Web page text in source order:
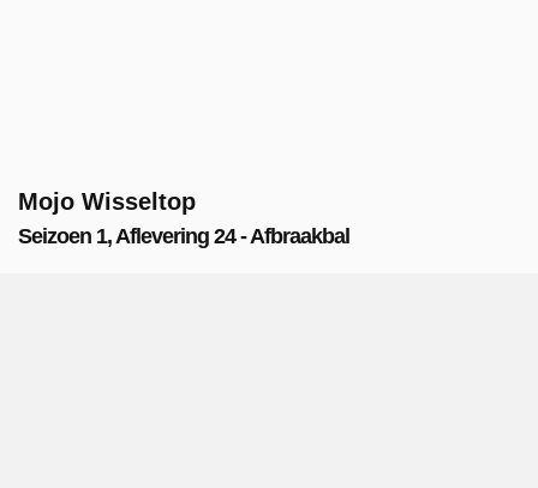
Mojo Wisseltop
Seizoen 1, Aflevering 24 - Afbraakbal